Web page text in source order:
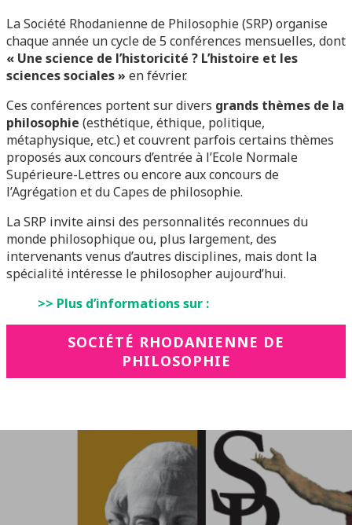
La Société Rhodanienne de Philosophie (SRP) organise
chaque année un cycle de 5 conférences mensuelles, dont
« Une science de l’historicité ? L’histoire et les
sciences sociales » en février.
Ces conférences portent sur divers grands thèmes de la
philosophie (esthétique, éthique, politique,
métaphysique, etc.) et couvrent parfois certains thèmes
proposés aux concours d’entrée à l’Ecole Normale
Supérieure-Lettres ou encore aux concours de
l’Agrégation et du Capes de philosophie.
La SRP invite ainsi des personnalités reconnues du
monde philosophique ou, plus largement, des
intervenants venus d’autres disciplines, mais dont la
spécialité intéresse le philosopher aujourd’hui.
>> Plus d’informations sur :
SOCIÉTÉ RHODANIENNE DE
PHILOSOPHIE